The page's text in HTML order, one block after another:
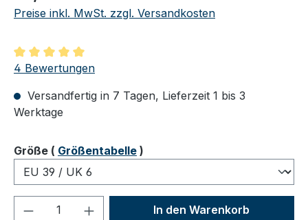
Preise inkl. MwSt. zzgl. Versandkosten
Durchschnittliche Bewertung von 5 von 5 Sternen
4 Bewertungen
Versandfertig in 7 Tagen, Lieferzeit 1 bis 3
Werktage
Größeauswählen
( Größentabelle )
Produkt Anzahl: Gib denIn den Warenkorb